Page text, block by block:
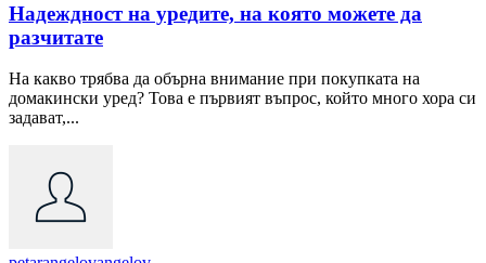
Надеждност на уредите, на която можете да
разчитате
На какво трябва да обърна внимание при покупката на
домакински уред? Това е първият въпрос, който много хора си
задават,...